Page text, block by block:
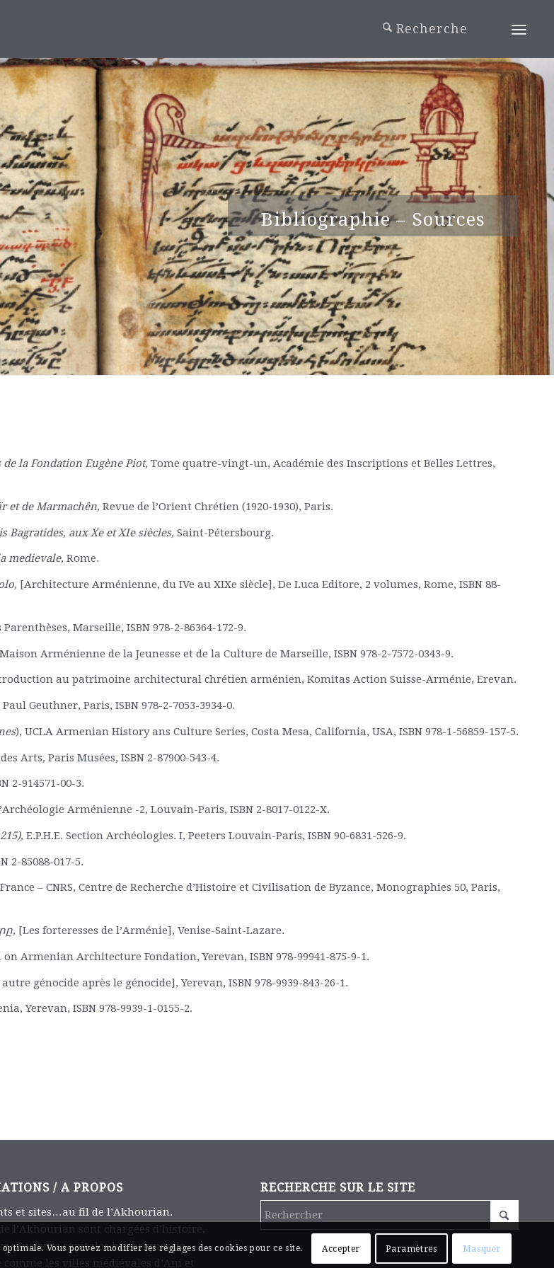
Bibliographie – Sources
la Fondation Eugène Piot, Tome quatre-vingt-un, Académie des Inscriptions et Belles Lettres,
et de Marmachên, Revue de l’Orient Chrétien (1920-1930), Paris.
Bagratides, aux Xe et XIe siècles, Saint-Pétersbourg.
medievale, Rome.
[Architecture Arménienne, du IVe au XIXe siècle], De Luca Editore, 2 volumes, Rome, ISBN 88-
Marseille, ISBN 978-2-86364-172-9.
Arménienne de la Jeunesse et de la Culture de Marseille, ISBN 978-2-7572-0343-9.
au patrimoine architectural chrétien arménien, Komitas Action Suisse-Arménie, Erevan.
Geuthner, Paris, ISBN 978-2-7053-3934-0.
), UCLA Armenian History ans Culture Series, Costa Mesa, California, USA, ISBN 978-1-56859-157-5.
Arts, Paris Musées, ISBN 2-87900-543-4.
2-914571-00-3.
Arménienne -2, Louvain-Paris, ISBN 2-8017-0122-X.
E.P.H.E. Section Archéologies. I, Peeters Louvain-Paris, ISBN 90-6831-526-9.
2-85088-017-5.
– CNRS, Centre de Recherche d’Histoire et Civilisation de Byzance, Monographies 50, Paris,
, [Les forteresses de l’Arménie], Venise-Saint-Lazare.
Armenian Architecture Fondation, Yerevan, ISBN 978-99941-875-9-1.
génocide après le génocide], Yerevan, ISBN 978-9939-843-26-1.
Yerevan, ISBN 978-9939-1-0155-2.
/ A PROPOS
et sites…au fil de l’Akhourian.
l’Akhourian sont chargées d’histoire,
plusieurs capitales historiques de
comme les villes médiévales d’Ani et
RECHERCHE SUR LE SITE
Vous pouvez modifier les réglages des cookies pour ce site. Accepter Paramètres Masquer